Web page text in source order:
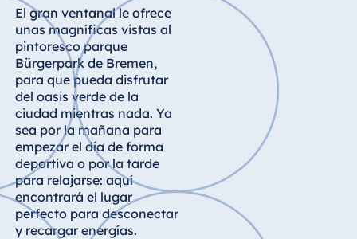
Strand
TitiseeHotel
Titisee-Neustadt
Strandhotel
Travemünde
Hotel Ulm
Star-Apart Hansa
Hotel Wiesbaden
Hotel Würzburg
El gran ventanal le ofrece
unas magníficas vistas al
pintoresco parque
Bürgerpark de Bremen,
para que pueda disfrutar
del oasis verde de la
ciudad mientras nada. Ya
sea por la mañana para
empezar el día de forma
deportiva o por la tarde
para relajarse: aquí
encontrará el lugar
perfecto para desconectar
y recargar energías.